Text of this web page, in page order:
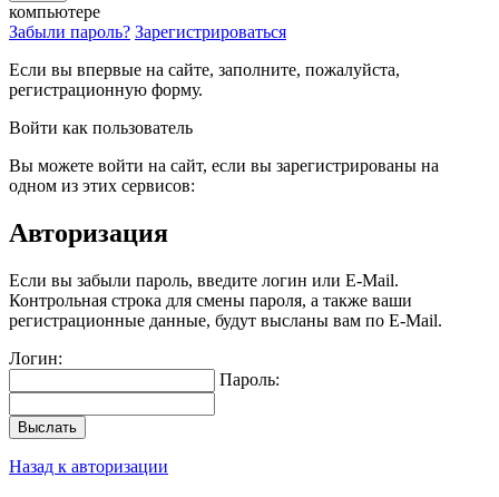
компьютере
Забыли пароль? Зарегистрироваться
Если вы впервые на сайте, заполните, пожалуйста,
регистрационную форму.
Войти как пользователь
Вы можете войти на сайт, если вы зарегистрированы на
одном из этих сервисов:
Авторизация
Если вы забыли пароль, введите логин или E-Mail.
Контрольная строка для смены пароля, а также ваши
регистрационные данные, будут высланы вам по E-Mail.
Логин:
Пароль:
Выслать
Назад к авторизации